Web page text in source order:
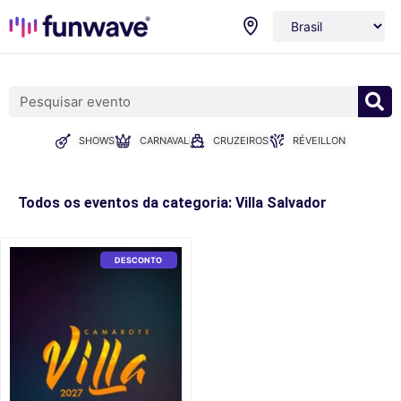
SHOWS CARNAVAL CRUZEIROS RÉVEILLON
Todos os eventos da categoria: Villa Salvador
DESCONTO